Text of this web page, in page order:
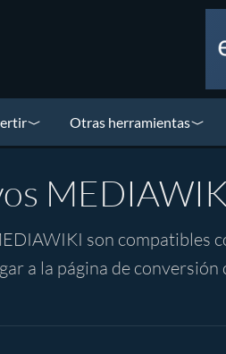
Otras herramientas
son compatibles
a la página de conversión